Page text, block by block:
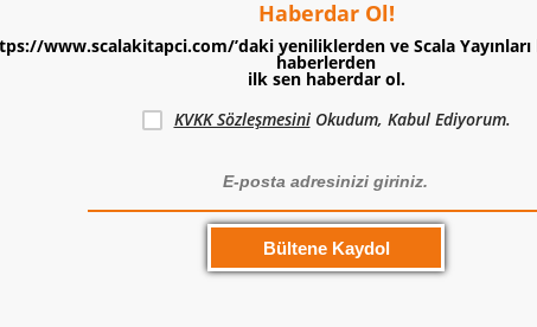
Haberdar Ol!
www.scalakitapci.com/’daki yeniliklerden ve Scala Yayınları
haberlerden
ilk sen haberdar ol.
KVKK SözleşmesiniOkudum, Kabul Ediyorum.